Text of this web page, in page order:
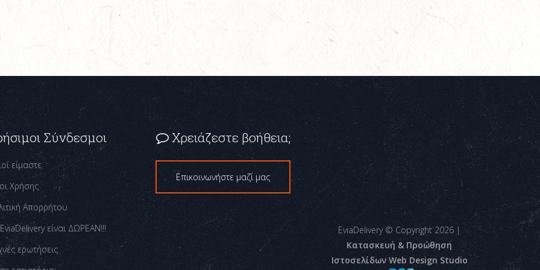
Σύνδεσμοι
είμαστε
Χρήσης
Απορρήτου
είναι ΔΩΡΕΑΝ!!!
ερωτήσεις
Χρειάζεστε βοήθεια;
Επικοινωνήστε μαζί μας
EviaDelivery © Copyright2026 |
Κατασκευή & Προώθηση
Ιστοσελίδων Web Design Studio